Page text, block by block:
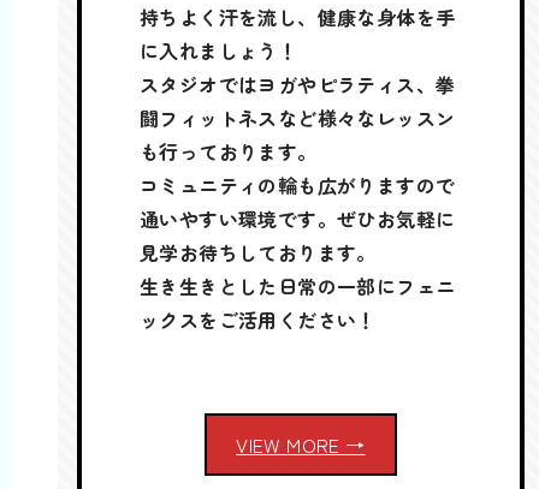
持ちよく汗を流し、健康な身体を手
に入れましょう！
スタジオではヨガやピラティス、拳
闘フィットネスなど様々なレッスン
も行っております。
コミュニティの輪も広がりますので
通いやすい環境です。ぜひお気軽に
見学お待ちしております。
生き生きとした日常の一部にフェニ
ックスをご活用ください！
VIEW MORE →